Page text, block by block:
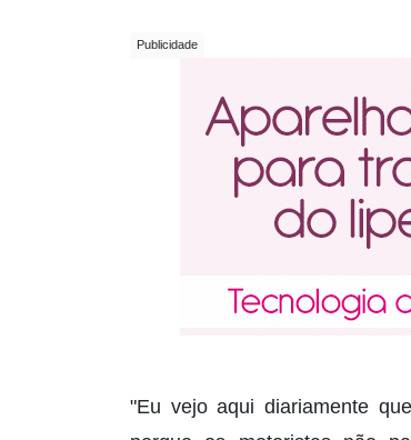
"Eu vejo aqui diariamente